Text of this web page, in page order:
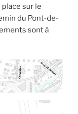
sur le
du Pont-de-
sont à